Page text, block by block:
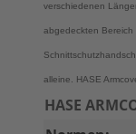
verschiedenen
abgedeckten Bereich
alleine. HASE
HASE